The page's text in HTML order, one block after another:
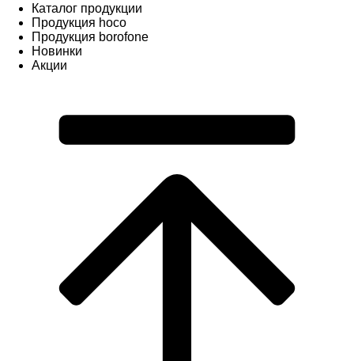
Каталог продукции
Продукция hoco
Продукция borofone
Новинки
Акции